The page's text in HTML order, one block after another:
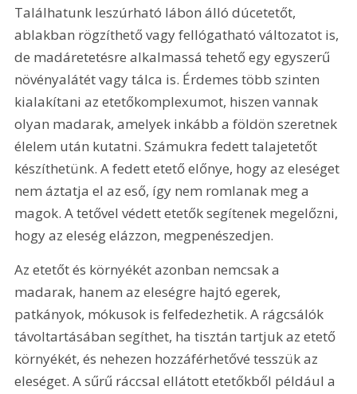
Találhatunk leszúrható lábon álló dúcetetőt,
ablakban rögzíthető vagy fellógatható változatot is,
de madáretetésre alkalmassá tehető egy egyszerű
növényalátét vagy tálca is. Érdemes több szinten
kialakítani az etetőkomplexumot, hiszen vannak
olyan madarak, amelyek inkább a földön szeretnek
élelem után kutatni. Számukra fedett talajetetőt
készíthetünk. A fedett etető előnye, hogy az eleséget
nem áztatja el az eső, így nem romlanak meg a
magok. A tetővel védett etetők segítenek megelőzni,
hogy az eleség elázzon, megpenészedjen.
Az etetőt és környékét azonban nemcsak a
madarak, hanem az eleségre hajtó egerek,
patkányok, mókusok is felfedezhetik. A rágcsálók
távoltartásában segíthet, ha tisztán tartjuk az etető
környékét, és nehezen hozzáférhetővé tesszük az
eleséget. A sűrű ráccsal ellátott etetőkből például a